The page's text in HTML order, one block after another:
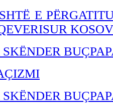
E
SKËNDER BU
ÇIZMI
SKËNDER BU